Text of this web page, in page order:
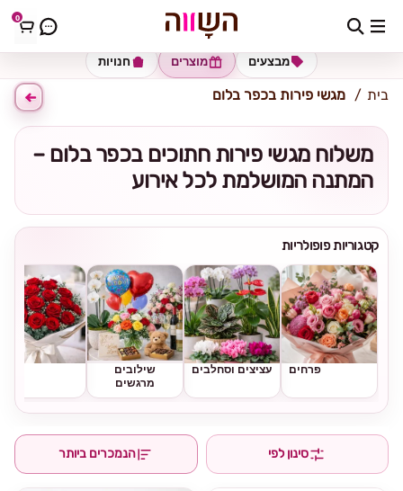
0 כתובת למשלוח הזינו כתובת
חנויות מוצרים מבצעים
בית מגשי פירות בכפר בלום
משלוח מגשי פירות חתוכים בכפר בלום –
המתנה המושלמת לכל אירוע
קטגוריות פופולריות
פרחים עציצים וסחלבים
שילובים
מרגשים
סינון לפי הנמכרים ביותר